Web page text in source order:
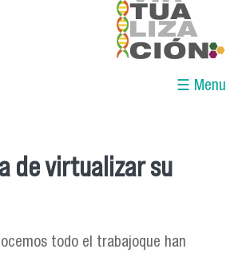
☰ Menu
aquí
de virtualizar su
todo el trabajoque han